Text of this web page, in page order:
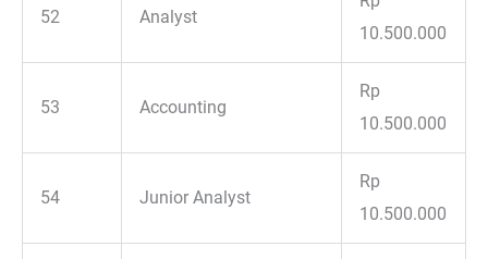
52 Analyst
10.500.000
53 Accounting
Rp
10.500.000
54 Junior Analyst
Rp
10.500.000